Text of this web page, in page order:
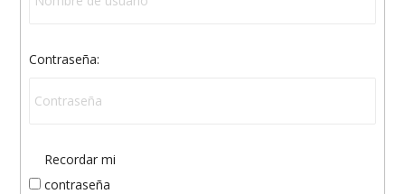
Contraseña:
Recordar mi
contraseña